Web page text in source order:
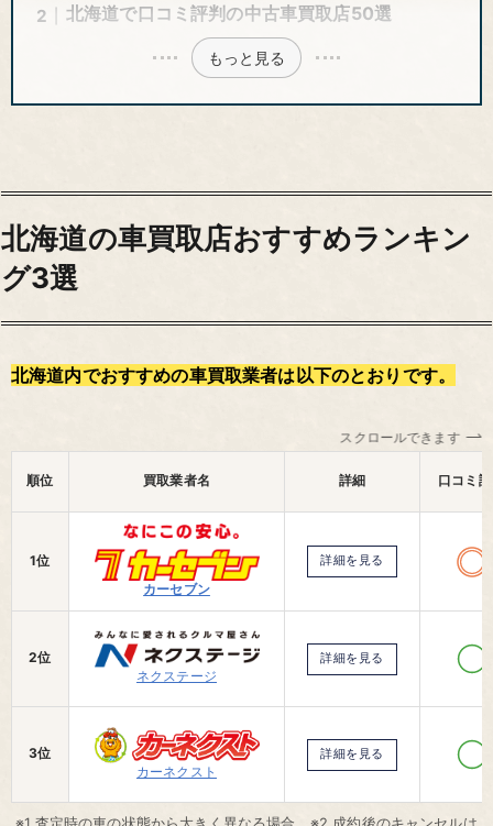
北海道で口コミ評判の中古車買取店50選
もっと見る
北海道の車買取店おすすめランキン
グ3選
北海道内でおすすめの車買取業者は以下のとおりです。
スクロールできます
順位 買取業者名 詳細 口コミ
1位
カーセブン
詳細を見る
2位
ネクステージ
詳細を見る
3位
カーネクスト
詳細を見る